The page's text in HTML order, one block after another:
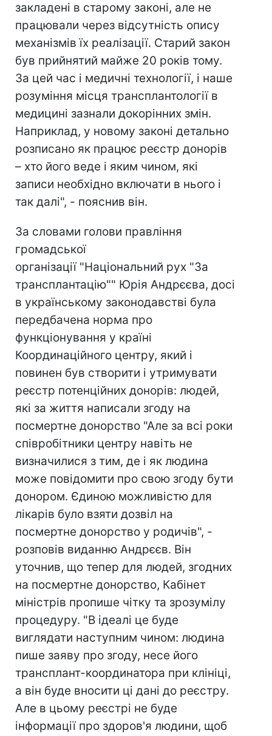
закладені в старому законі, але не
працювали через відсутність опису
механізмів їх реалізації. Старий закон
був прийнятий майже 20 років тому.
За цей час і медичні технології, і наше
розуміння місця трансплантології в
медицині зазнали докорінних змін.
Наприклад, у новому законі детально
розписано як працює реєстр донорів
– хто його веде і яким чином, які
записи необхідно включати в нього і
так далі", - пояснив він.
За словами голови правління
громадської
організації "Національний рух "За
трансплантацію"" Юрія Андрєєва, досі
в українському законодавстві була
передбачена норма про
функціонування у країні
Координаційного центру, який і
повинен був створити і утримувати
реєстр потенційних донорів: людей,
які за життя написали згоду на
посмертне донорство "Але за всі роки
співробітники центру навіть не
визначилися з тим, де і як людина
може повідомити про свою згоду бути
донором. Єдиною можливістю для
лікарів було взяти дозвіл на
посмертне донорство у родичів", -
розповів виданню Андрєєв. Він
уточнив, що тепер для людей, згодних
на посмертне донорство, Кабінет
міністрів пропише чітку та зрозумілу
процедуру. "В ідеалі це буде
виглядати наступним чином: людина
пише заяву про згоду, несе його
трансплант-координатора при клініці,
а він буде вносити ці дані до реєстру.
Але в цьому реєстрі не буде
інформації про здоров'я людини, щоб